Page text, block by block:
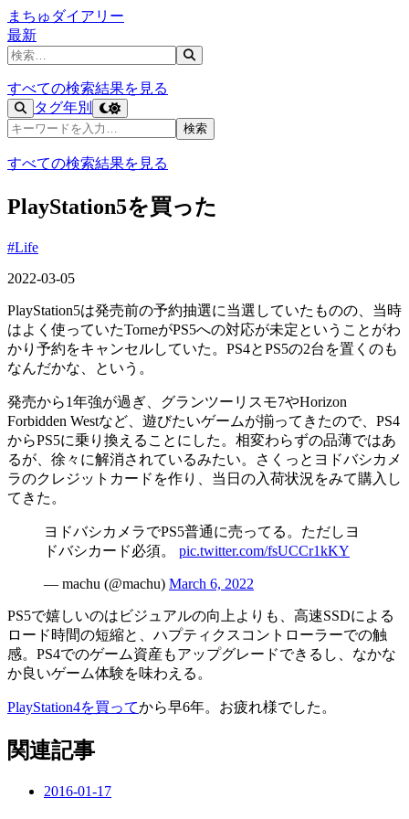
まちゅダイアリー
最新
記事を検索
すべての検索結果を見る
タグ年別
記事を検索
検索
すべての検索結果を見る
PlayStation5を買った
#Life
2022-03-05
PlayStation5は発売前の予約抽選に当選していたものの、当時
はよく使っていたTorneがPS5への対応が未定ということがわ
かり予約をキャンセルしていた。PS4とPS5の2台を置くのも
なんだかな、という。
発売から1年強が過ぎ、グランツーリスモ7やHorizon
Forbidden Westなど、遊びたいゲームが揃ってきたので、PS4
からPS5に乗り換えることにした。相変わらずの品薄ではあ
るが、徐々に解消されているみたい。さくっとヨドバシカメ
ラのクレジットカードを作り、当日の入荷状況をみて購入し
てきた。
ヨドバシカメラでPS5普通に売ってる。ただしヨ
ドバシカード必須。 pic.twitter.com/fsUCCr1kKY
— machu (@machu) March 6, 2022
PS5で嬉しいのはビジュアルの向上よりも、高速SSDによる
ロード時間の短縮と、ハプティクスコントローラーでの触
感。PS4でのゲーム資産もアップグレードできるし、なかな
か良いゲーム体験を味わえる。
PlayStation4を買ってから早6年。お疲れ様でした。
関連記事
2016-01-17